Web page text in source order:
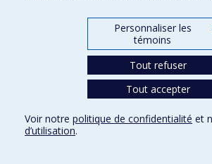
Évolution du statut d&apos;un
intramétropolitain : le cas de la
(1970-2019)
public urbain: l&apos;exemple du
Personnaliser les
témoins
Tout refuser
Tout accepter
Voir notre politique de confidentialité et
d’utilisation.